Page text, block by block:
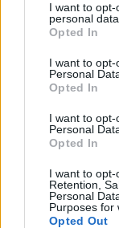
I want to
personal data.
Opted In
I want to
Personal
Opted In
I want to
Personal
Opted In
I want to opt-
Retention,
Personal
Purposes for
Opted Out
Værfast